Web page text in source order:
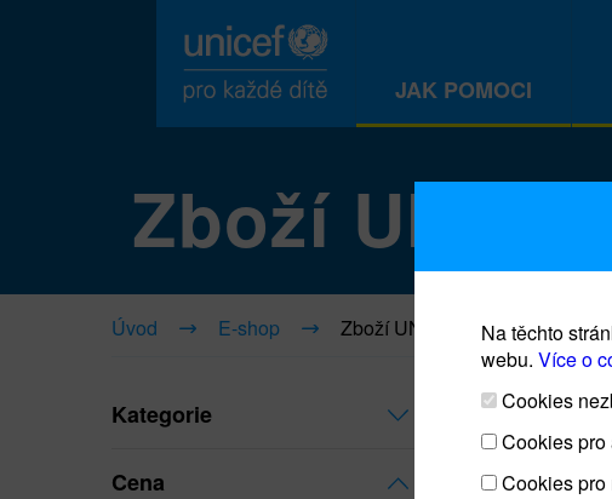
JAK POMOCI
Zboží
Úvod E-shop Zboží UNICEF
Kategorie
Cena
Na těchto
webu. Více o
Cookies
Cookies
Cookies pro